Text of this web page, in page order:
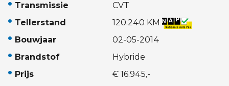
Transmissie
CVT
Tellerstand
120.240 KM
Bouwjaar
02-05-2014
Brandstof
Hybride
Prijs
€ 16.945,-